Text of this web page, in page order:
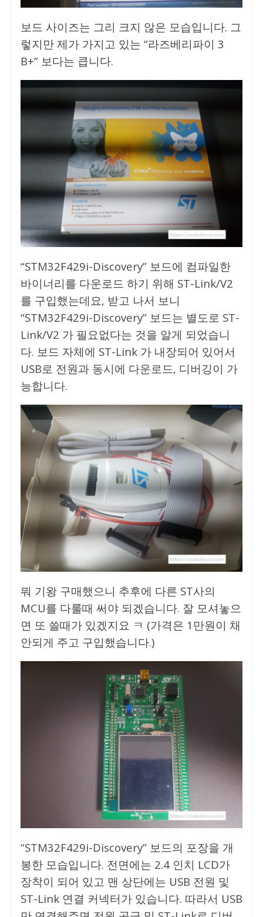
보드 사이즈는 그리 크지 않은 모습입니다. 그
렇지만 제가 가지고 있는 “라즈베리파이 3
B+” 보다는 큽니다.
“STM32F429i-Discovery” 보드에 컴파일한
바이너리를 다운로드 하기 위해 ST-Link/V2
를 구입했는데요, 받고 나서 보니
“STM32F429i-Discovery” 보드는 별도로 ST-
Link/V2 가 필요없다는 것을 알게 되었습니
다. 보드 자체에 ST-Link 가 내장되어 있어서
USB로 전원과 동시에 다운로드, 디버깅이 가
능합니다.
뭐 기왕 구매했으니 추후에 다른 ST사의
MCU를 다룰때 써야 되겠습니다. 잘 모셔놓으
면 또 쓸때가 있겠지요 ㅋ (가격은 1만원이 채
안되게 주고 구입했습니다.)
“STM32F429i-Discovery” 보드의 포장을 개
봉한 모습입니다. 전면에는 2.4 인치 LCD가
장착이 되어 있고 맨 상단에는 USB 전원 및
ST-Link 연결 커넥터가 있습니다. 따라서 USB